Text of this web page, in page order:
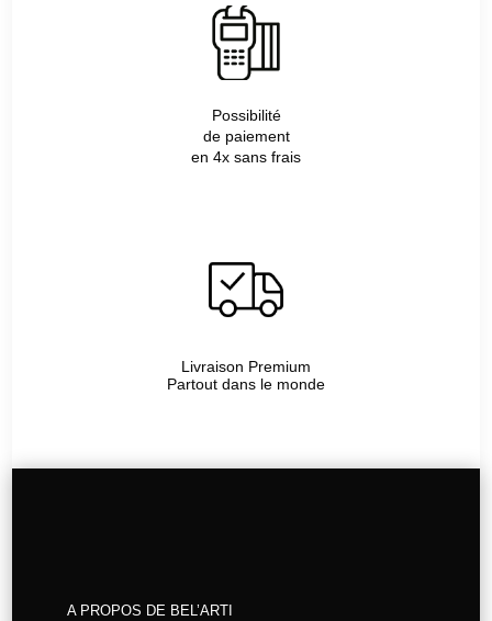
Possibilité
de paiement
en 4x sans frais
Livraison Premium
Partout dans le monde
A PROPOS DE BEL’ARTI